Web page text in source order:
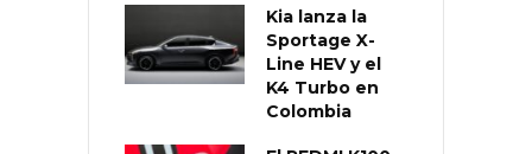
Kia lanza la
Sportage X-
Line HEV y el
K4 Turbo en
Colombia